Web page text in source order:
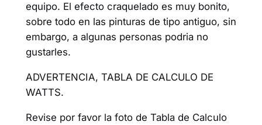
equipo. El efecto craquelado es muy bonito,
sobre todo en las pinturas de tipo antiguo, sin
embargo, a algunas personas podria no
gustarles.
ADVERTENCIA, TABLA DE CALCULO DE
WATTS.
Revise por favor la foto de Tabla de Calculo